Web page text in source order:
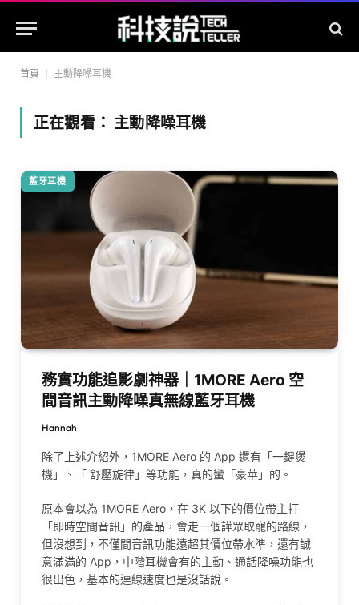
首頁 主動降噪耳機
正在觀看： 主動降噪耳機
藍牙耳機
務實功能追影劇神器｜1MORE Aero 空
間音訊主動降噪真無線藍牙耳機
Hannah
除了上述介紹外，1MORE Aero 的 App 還有「一鍵煲
機」、「 舒壓旋律」等功能，真的蠻「豪華」的。
原本會以為 1MORE Aero，在 3K 以下的價位帶主打
「即時空間音訊」的產品，會走一個譁眾取寵的路線，
但沒想到，不僅間音訊功能遠超其價位帶水準，還有誠
意滿滿的 App，中階耳機會有的主動、通話降噪功能也
很出色，基本的連線速度也是沒話說。